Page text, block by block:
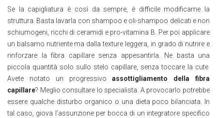
Se la capigliatura è così da sempre, è difficile modificarne la
struttura. Basta lavarla con shampoo e oli-shampoo delicati e non
schiumogeni, ricchi di ceramidi e pro-vitamina B. Per poi applicare
un balsamo nutriente ma dalla texture leggera, in grado di nutrire e
rinforzare la fibra capillare senza appesantirla. Ne basta una
piccola quantità solo sullo stelo capillare, senza toccare la cute.
Avete notato un progressivoassottigliamento della fibra
capillare? Meglio consultare lo specialista. A provocarlo potrebbe
essere qualche disturbo organico o una dieta poco bilanciata. In
tal caso, giova l’assunzione per bocca di un integratore specifico